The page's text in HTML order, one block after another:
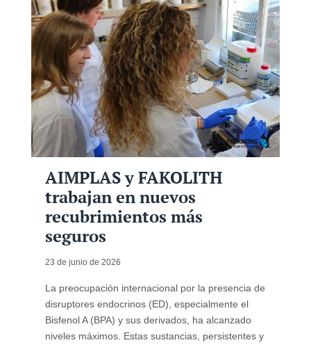
AIMPLAS y FAKOLITH
trabajan en nuevos
recubrimientos más
seguros
23 de junio de 2026
La preocupación internacional por la presencia de
disruptores endocrinos (ED), especialmente el
Bisfenol A (BPA) y sus derivados, ha alcanzado
niveles máximos. Estas sustancias, persistentes y